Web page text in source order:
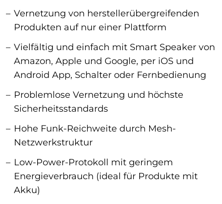
Vernetzung von herstellerübergreifenden
Produkten auf nur einer Plattform
Vielfältig und einfach mit Smart Speaker von
Amazon, Apple und Google, per iOS und
Android App, Schalter oder Fernbedienung
Problemlose Vernetzung und höchste
Sicherheitsstandards
Hohe Funk-Reichweite durch Mesh-
Netzwerkstruktur
Low-Power-Protokoll mit geringem
Energieverbrauch (ideal für Produkte mit
Akku)